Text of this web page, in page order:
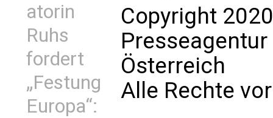
atorin
Ruhs
fordert
„Festung
Europa“:
Copyright
Presseagentur
Österreich
Alle Rechte